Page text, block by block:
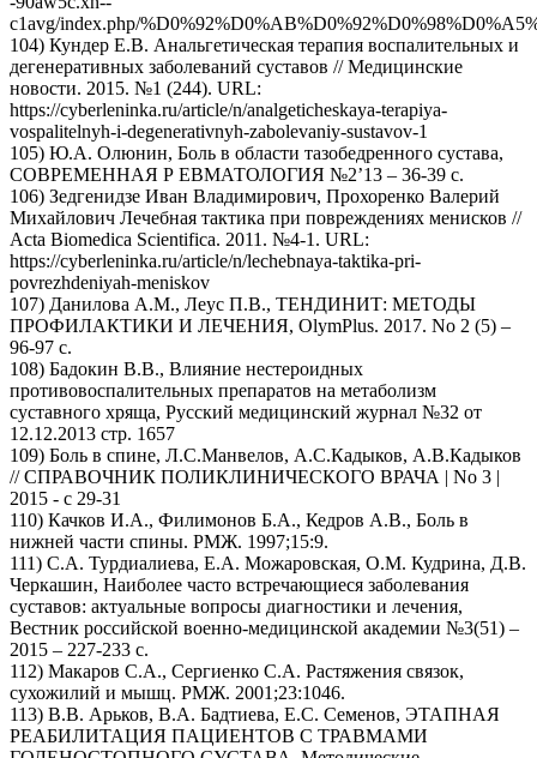
c1avg/index.php/
104) Кундер Е.В. Анальгетическая терапия воспалительных и
дегенеративных заболеваний суставов // Медицинские
новости. 2015. №1 (244). URL:
https://cyberleninka.ru/article/n/analgeticheskaya-terapiya-
vospalitelnyh-i-degenerativnyh-zabolevaniy-sustavov-1
105) Ю.А. Олюнин, Боль в области тазобедренного сустава,
СОВPEМЕННАЯ Р ЕВМАТОЛОГИЯ №2’13 – 36-39 с.
106) Зедгенидзе Иван Владимирович, Прохоренко Валерий
Михайлович Лечебная тактика при повреждениях менисков //
Acta Biomedica Scientifica. 2011. №4-1. URL:
https://cyberleninka.ru/article/n/lechebnaya-taktika-pri-
povrezhdeniyah-meniskov
107) Данилова А.М., Леус П.В., ТЕНДИНИТ: МЕТОДЫ
ПРОФИЛАКТИКИ И ЛЕЧЕНИЯ, OlymPlus. 2017. No 2 (5) –
96-97 с.
108) Бадокин В.В., Влияние нестероидных
противовоспалительных препаратов на метаболизм
суставного хряща, Русский медицинский журнал №32 от
12.12.2013 стр. 1657
109) Боль в спине, Л.С.Манвелов, А.С.Кадыков, А.В.Кадыков
// СПРАВОЧНИК ПОЛИКЛИНИЧЕСКОГО ВРАЧА | No 3 |
2015 - с 29-31
110) Качков И.А., Филимонов Б.А., Кедров А.В., Боль в
нижней части спины. РМЖ. 1997;15:9.
111) С.А. Турдиалиева, Е.А. Можаровская, О.М. Кудрина, Д.В.
Черкашин, Наиболее часто встречающиеся заболевания
суставов: актуальные вопросы диагностики и лечения,
Вестник российской военно-медицинской академии №3(51) –
2015 – 227-233 с.
112) Макаров С.А., Сергиенко С.А. Растяжения связок,
сухожилий и мышц. РМЖ. 2001;23:1046.
113) В.В. Арьков, В.А. Бадтиева, Е.С. Семенов, ЭТАПНАЯ
РЕАБИЛИТАЦИЯ ПАЦИЕНТОВ С ТРАВМАМИ